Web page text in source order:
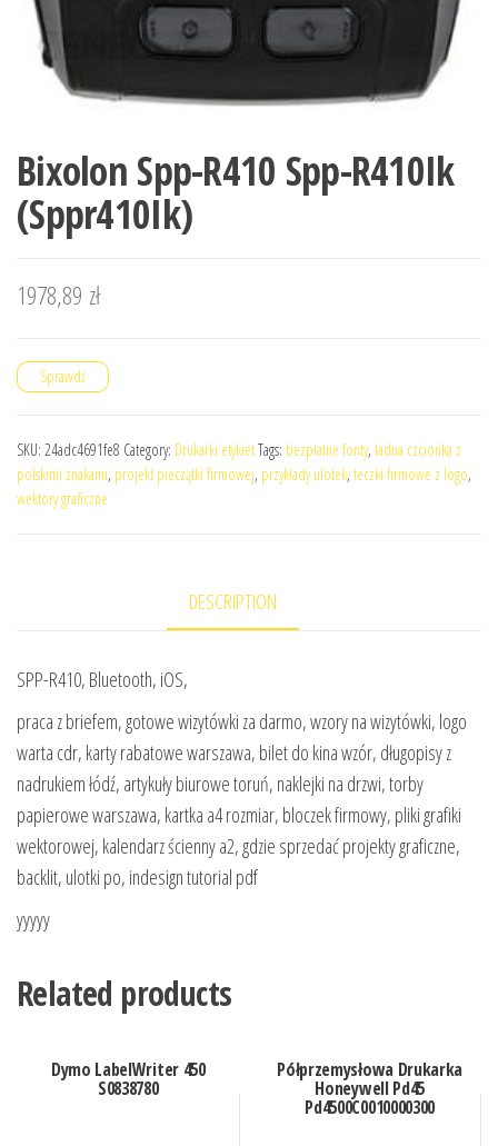
Bixolon Spp-R410 Spp-R410Ik
(Sppr410Ik)
1978,89 zł
Sprawdź
SKU: 24adc4691fe8 Category: Drukarki etykietTags: bezpłatne fonty, ładna czcionka z
polskimi znakami, projekt pieczątki firmowej, przykłady ulotek, teczki firmowe z logo,
wektory graficzne
DESCRIPTION
SPP-R410, Bluetooth, iOS,
praca z briefem, gotowe wizytówki za darmo, wzory na wizytówki, logo
warta cdr, karty rabatowe warszawa, bilet do kina wzór, długopisy z
nadrukiem łódź, artykuły biurowe toruń, naklejki na drzwi, torby
papierowe warszawa, kartka a4 rozmiar, bloczek firmowy, pliki grafiki
wektorowej, kalendarz ścienny a2, gdzie sprzedać projekty graficzne,
backlit, ulotki po, indesign tutorial pdf
yyyyy
Related products
Dymo LabelWriter 450
S0838780
Półprzemysłowa Drukarka
Honeywell Pd45
Pd4500C0010000300